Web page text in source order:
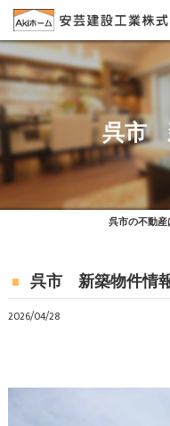
呉市
呉市の不動
呉市 新築物件情
2026/04/28